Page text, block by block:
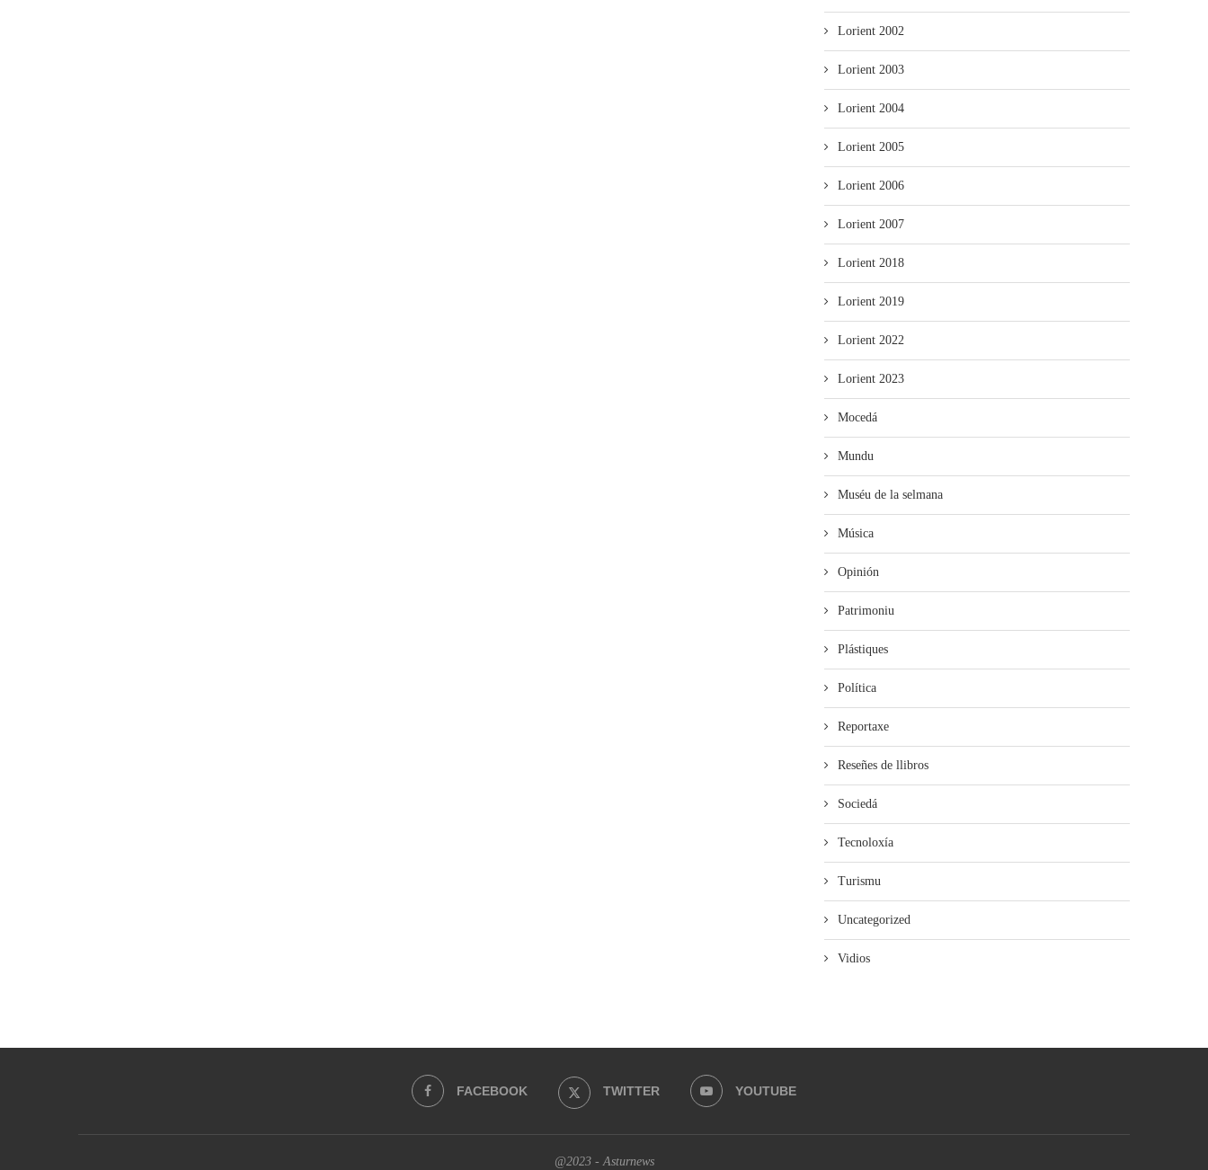
Lorient 2002
Lorient 2003
Lorient 2004
Lorient 2005
Lorient 2006
Lorient 2007
Lorient 2018
Lorient 2019
Lorient 2022
Lorient 2023
Mocedá
Mundu
Muséu de la selmana
Música
Opinión
Patrimoniu
Plástiques
Política
Reportaxe
Reseñes de llibros
Sociedá
Tecnoloxía
Turismu
Uncategorized
Vidios
FACEBOOK TWITTER YOUTUBE
@2023 - Asturnews